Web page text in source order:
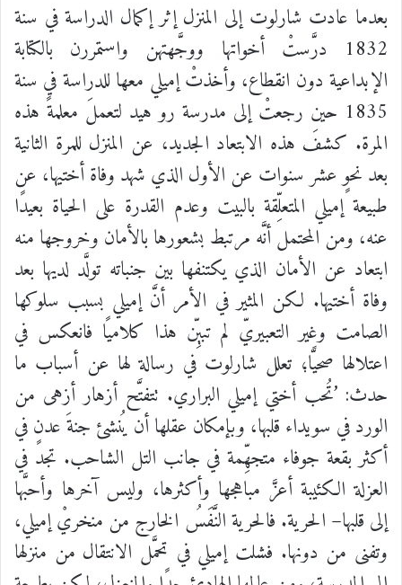
بعدما عادت شارلوت إلى المنزل إثرإكمال الدراسةفي سنة
1832
درَّستْ أخواتها ووجَّهتهن واستمررن بالكتابة
الإبداعية دون انقطاع، وأخذتْإميلي معها للدراسةفي سنة
1835 حين رجعتْ إلى مدرسة رو هيد لتعملَ معلمةً هذه
المرة. كشفَ هذه الابتعاد الجديد، عن المنزل للمرة الثانية
بعد نحوٍ عشر سنوات عن الأول الذي شهد وفاةأختيها، عن
طبيعة إميلي المتعلِّقة بالبيت وعدم القدرة على الحياة بعيدًا
عنه، ومن المحتملأنَّه مرتبط بشعورها بالأمان وخروجها منه
ابتعاد عن الأمان الذي يكتنفها بين جنباته تولَّد لديها بعد
وفاة أختيها. لكن المثير في الأمر أنَّ إميلي بسبب سلوكها
الصامت وغير التعبيريّ لم تبيِّن هذا كلاميًا فانعكس في
اعتلالها صحيًّا؛ تعلل شارلوت في رسالة لها عن أسباب ما
حدث: ’تُحب أختي إميلي البراري. تتفتَّح أزهار أزهى من
الوردفي سويداء قلبها، وبإمكان عقلهاأن يُنشئ جنةَعدنٍفي
أكثر بقعة جوفاء متجهِّمة في جانب التل الشاحب. تجد في
العزلة الكئيبة أعزَّ مباهجها وأكثرها، وليس آخرها وأحبَّها
إلى قلبها– الحرية. فالحريةالنَّفَسُ الخارج من منخريْإميلي،
وتفنى من دونها. فشلت إميلي في تحمَّل الانتقال من منزلها